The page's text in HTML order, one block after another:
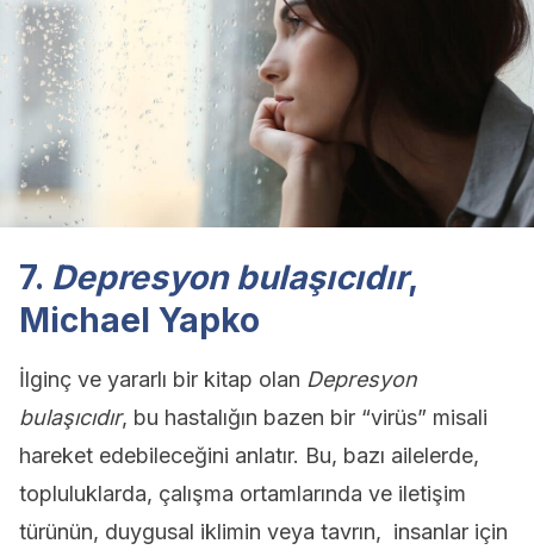
7. Depresyon bulaşıcıdır,
Michael Yapko
İlginç ve yararlı bir kitap olan Depresyon
bulaşıcıdır, bu hastalığın bazen bir “virüs” misali
hareket edebileceğini anlatır. Bu, bazı ailelerde,
topluluklarda, çalışma ortamlarında ve iletişim
türünün, duygusal iklimin veya tavrın, insanlar için